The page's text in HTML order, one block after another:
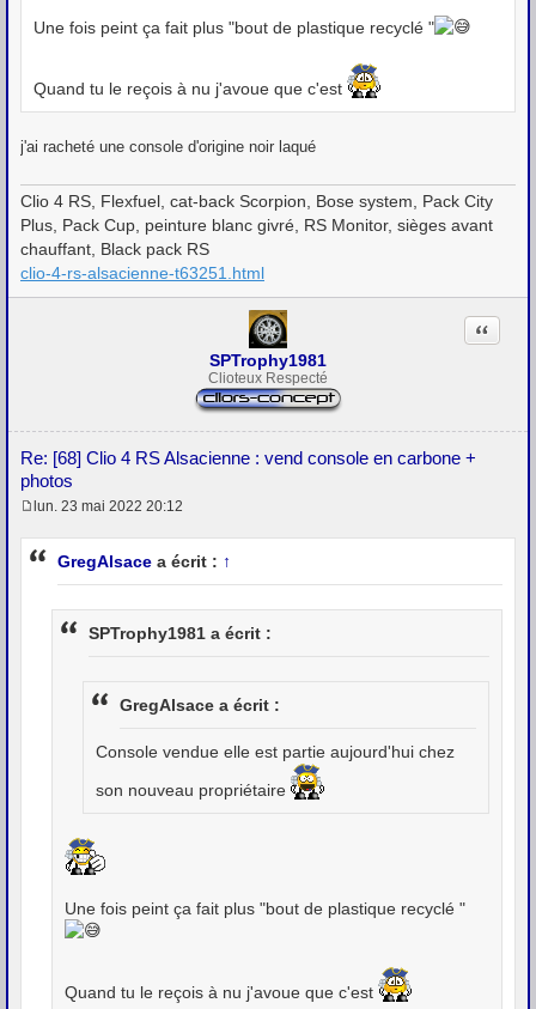
Une fois peint ça fait plus "bout de plastique recyclé "
Quand tu le reçois à nu j'avoue que c'est
j'ai racheté une console d'origine noir laqué
Clio 4 RS, Flexfuel, cat-back Scorpion, Bose system, Pack City
Plus, Pack Cup, peinture blanc givré, RS Monitor, sièges avant
chauffant, Black pack RS
clio-4-rs-alsacienne-t63251.html
SPTrophy1981
Clioteux Respecté
Re: [68] Clio 4 RS Alsacienne : vend console en carbone +
photos
Citation
e
s
lun. 23 mai 2022 20:12
GregAlsace a écrit : ↑
SPTrophy1981 a écrit :
GregAlsace a écrit :
Console vendue elle est partie aujourd'hui chez
son nouveau propriétaire
Une fois peint ça fait plus "bout de plastique recyclé "
Quand tu le reçois à nu j'avoue que c'est